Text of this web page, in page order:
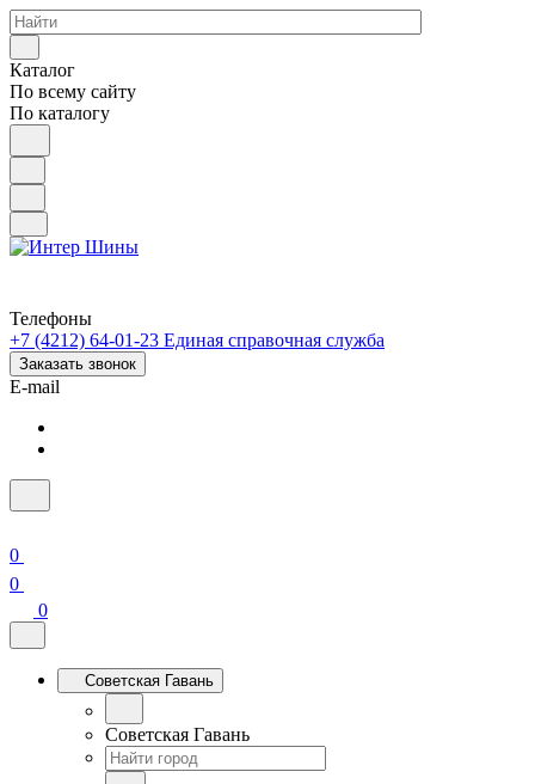
Каталог
По всему сайту
По каталогу
Телефоны
+7 (4212) 64-01-23 Единая справочная служба
Заказать звонок
E-mail
0
0
0
Советская Гавань
Советская Гавань